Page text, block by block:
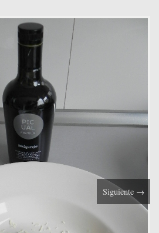
Siguiente →